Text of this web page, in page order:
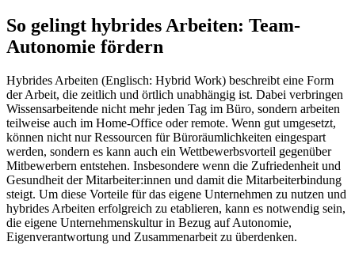
So gelingt hybrides Arbeiten: Team-
Autonomie fördern
Hybrides Arbeiten (Englisch: Hybrid Work) beschreibt eine Form
der Arbeit, die zeitlich und örtlich unabhängig ist. Dabei verbringen
Wissensarbeitende nicht mehr jeden Tag im Büro, sondern arbeiten
teilweise auch im Home-Office oder remote. Wenn gut umgesetzt,
können nicht nur Ressourcen für Büroräumlichkeiten eingespart
werden, sondern es kann auch ein Wettbewerbsvorteil gegenüber
Mitbewerbern entstehen. Insbesondere wenn die Zufriedenheit und
Gesundheit der Mitarbeiter:innen und damit die Mitarbeiterbindung
steigt. Um diese Vorteile für das eigene Unternehmen zu nutzen und
hybrides Arbeiten erfolgreich zu etablieren, kann es notwendig sein,
die eigene Unternehmenskultur in Bezug auf Autonomie,
Eigenverantwortung und Zusammenarbeit zu überdenken.